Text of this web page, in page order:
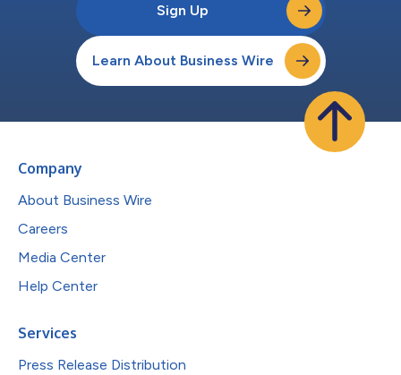
Sign Up
Learn About Business Wire
Company
About Business Wire
Careers
Media Center
Help Center
Services
Press Release Distribution